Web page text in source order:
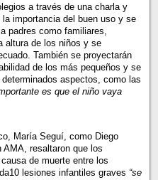
a través de una charla y
importancia del buen uso y se
padres como familiares,
altura de los niños y se
También se proyectarán
de los más pequeños y se
aspectos, como las
es que el niño vaya
María Seguí, como Diego
AMA, resaltaron que los
de muerte entre los
lesiones infantiles graves “se